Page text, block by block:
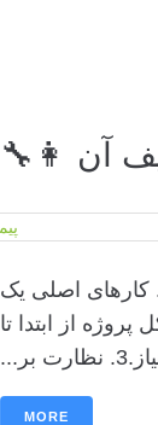
آن 👩‍🔧
کارهای اصلی یک
بر کل پروژه از ابتدا تا
MORE